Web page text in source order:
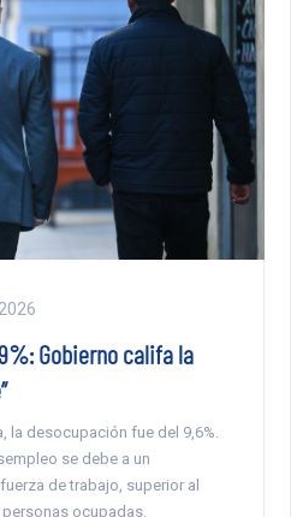
Gobierno califa la
la desocupación fue del 9,6%.
se debe a un
de trabajo, superior al
ocupadas.